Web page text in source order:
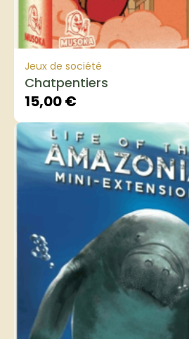
Jeux de société
Chatpentiers
15,00€